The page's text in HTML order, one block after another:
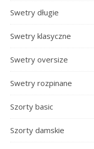
Swetry długie
Swetry klasyczne
Swetry oversize
Swetry rozpinane
Szorty basic
Szorty damskie